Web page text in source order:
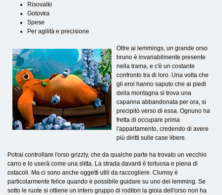
Risovalki
Gotovka
Spese
Per agilità e precisione
Oltre ai lemmings, un grande orso
bruno è invariabilmente presente
nella trama, e c'è un costante
confronto tra di loro. Una volta che
gli eroi hanno saputo che ai piedi
della montagna si trova una
capanna abbandonata per ora, si
precipitò verso di essa. Ognuno ha
fretta di occupare prima
l'appartamento, credendo di avere
più diritti sulle case libere.
Potrai controllare l'orso grizzly, che da qualche parte ha trovato un vecchio
carro e lo userà come una slitta. La strada davanti è tortuosa e piena di
ostacoli. Ma ci sono anche oggetti utili da raccogliere. Clumsy è
particolarmente felice quando è possibile guidare su uno dei lemming. Se
sotto le ruote si ottiene un intero gruppo di roditori la gioia dell'orso non ha